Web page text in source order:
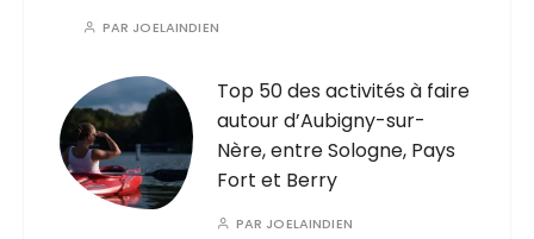
PAR JOELAINDIEN
Top 50 des activités à faire
autour d’Aubigny-sur-
Nère, entre Sologne, Pays
Fort et Berry
PAR JOELAINDIEN